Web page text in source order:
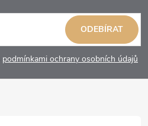
podmínkami ochrany osobních údajů
ODEBÍRAT